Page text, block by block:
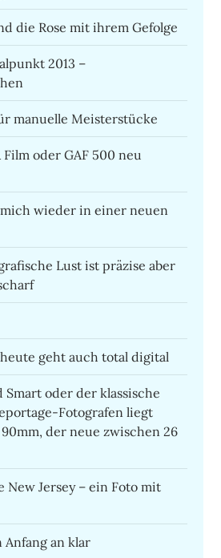
die Rose mit ihrem Gefolge
2013 –
manuelle Meisterstücke
oder GAF 500 neu
wieder in einer neuen
Lust ist präzise aber
geht auch total digital
oder der klassische
Fotografen liegt
der neue zwischen 26
New Jersey – ein Foto mit
Anfang an klar